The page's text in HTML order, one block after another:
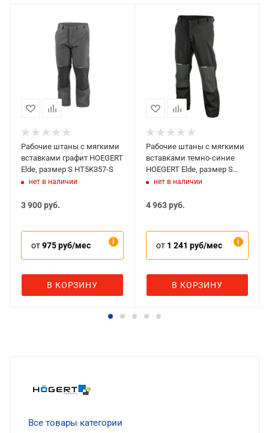
Рабочие штаны с мягкими
вставками графит HOEGERT
Elde, размер S HT5K357-S
нет в наличии
3 900руб.
от975 руб/мес
В КОРЗИНУ
Рабочие штаны с мягкими
вставками темно-синие
HOEGERT Elde, размер S
HT5K366-S
нет в наличии
4 963руб.
от 1 241 руб/мес
В КОРЗИНУ
Все товары категории